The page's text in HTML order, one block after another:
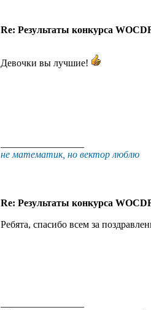
Re: Результаты конкурса
Девочки вы лучшие!
не математик, но вектор люблю
Re: Результаты конкурса
Ребята, спасибо всем за